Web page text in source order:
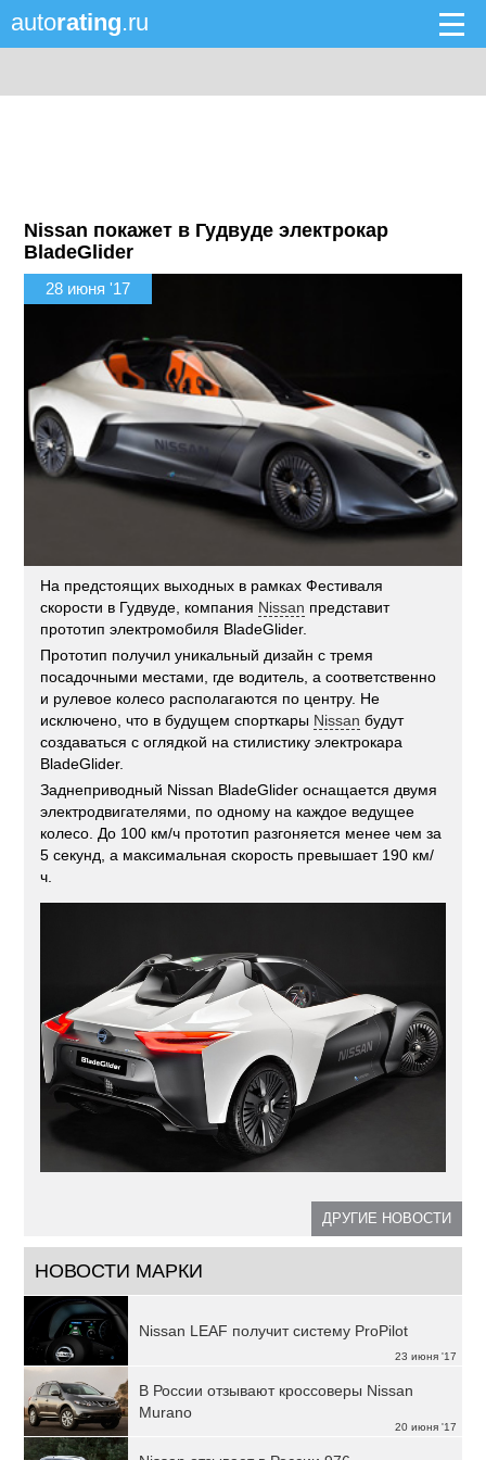
autorating.ru
Nissan покажет в Гудвуде электрокар
BladeGlider
28 июня '17
На предстоящих выходных в рамках Фестиваля
скорости в Гудвуде, компания Nissan представит
прототип электромобиля BladeGlider.
Прототип получил уникальный дизайн с тремя
посадочными местами, где водитель, а соответственно
и рулевое колесо располагаются по центру. Не
исключено, что в будущем спорткары Nissan будут
создаваться с оглядкой на стилистику электрокара
BladeGlider.
Заднеприводный Nissan BladeGlider оснащается двумя
электродвигателями, по одному на каждое ведущее
колесо. До 100 км/ч прототип разгоняется менее чем за
5 секунд, а максимальная скорость превышает 190 км/
ч.
ДРУГИЕ НОВОСТИ
НОВОСТИ МАРКИ
23 июня '17
Nissan LEAF получит систему ProPilot
20 июня '17
В России отзывают кроссоверы Nissan
Murano